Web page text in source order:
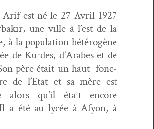
Arif est né le 27 Avril 1927
une ville à l’est de la
à la pop­u­la­tion hétérogène
de Kur­des, d’Arabes et de
père était un haut fonc­
de l’Etat et sa mère est
alors qu’il était encore
a été au lycée à Afy­on, à